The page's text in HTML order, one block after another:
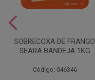
SOBRECOXA DE FRANGO
SEARA BANDEJA 1KG
Código: 046346